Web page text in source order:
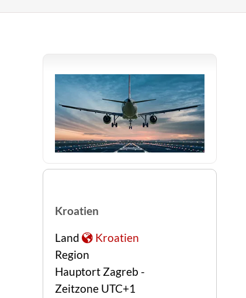
Kroatien
Land
Kroatien
Region
Hauptort Zagreb -
Zeitzone UTC+1